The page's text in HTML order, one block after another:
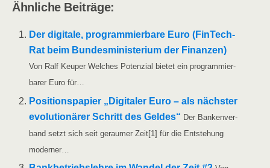
Ähn­li­che Beiträge:
Der digi­ta­le, pro­gram­mier­ba­re Euro (Fin­Tech­
Rat beim Bun­des­mi­nis­te­ri­um der Finan­zen)
Von Ralf Keu­per Wel­ches Poten­zi­al bie­tet ein pro­gram­mier­
ba­rer Euro für…
Posi­ti­ons­pa­pier „Digi­ta­ler Euro – als nächs­ter
evo­lu­tio­nä­rer Schritt des Gel­des“ Der Ban­ken­ver­
band setzt sich seit gerau­mer Zeit[1] für die Ent­ste­hung
moderner…